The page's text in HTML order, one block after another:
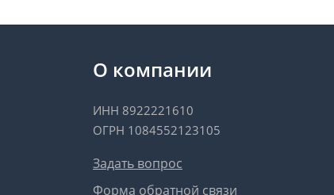
О компании
ИНН 8922221610
ОГРН 1084552123105
Задать вопрос
Форма обратной связи